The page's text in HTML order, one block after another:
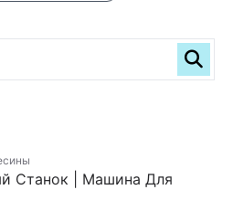
Станок | Машина Для